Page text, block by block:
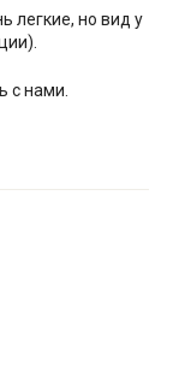
легкие, но вид у
с нами.